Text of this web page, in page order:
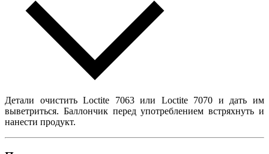
Детали очистить Loctite 7063 или Loctite 7070 и дать им
выветриться. Баллончик перед употреблением встряхнуть и
нанести продукт.